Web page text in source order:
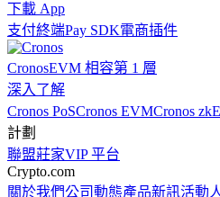
下載 App
支付終端Pay SDK電商插件
CronosEVM 相容第 1 層
深入了解
Cronos PoSCronos EVMCronos
計劃
聯盟莊家VIP 平台
Crypto.com
關於我們公司動態產品新訊活動